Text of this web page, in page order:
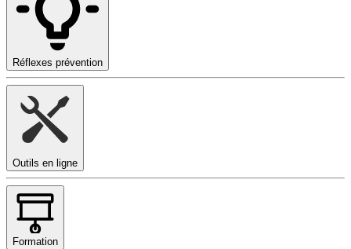
Réflexes prévention
Outils en ligne
Formation